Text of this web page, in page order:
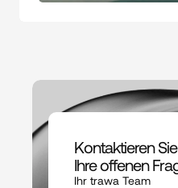
Kontaktieren
Ihre offenen
Ihr trawa Team